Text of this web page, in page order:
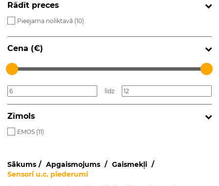
Rādīt preces
Pieejama noliktavā (10)
Cena (€)
līdz
Zīmols
EMOS (11)
Sākums Apgaismojums
Gaismekļi
Sensori u.c. piederumi